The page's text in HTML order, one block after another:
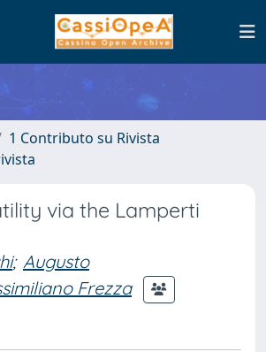
1 Contributo su Rivista
via the Lamperti
; Augusto
Frezza